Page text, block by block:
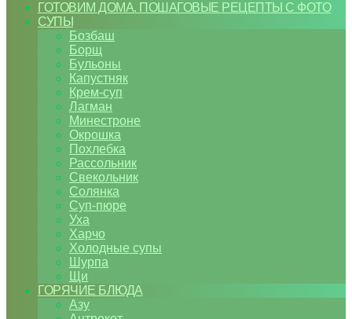
ГОТОВИМ ДОМА. ПОШАГОВЫЕ РЕЦЕПТЫ С ФОТО
СУПЫ
Бозбаш
Борщ
Бульоны
Капустняк
Крем-суп
Лагман
Минестроне
Окрошка
Похлебка
Рассольник
Свекольник
Солянка
Суп-пюре
Уха
Харчо
Холодные супы
Шурпа
Щи
ГОРЯЧИЕ БЛЮДА
Азу